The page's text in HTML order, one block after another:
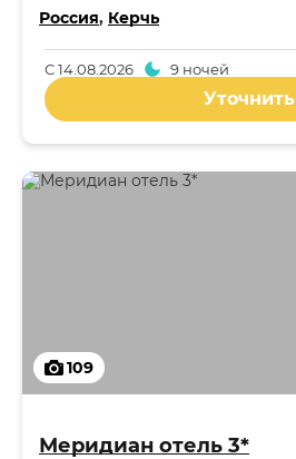
Россия, Керчь
С14.08.2026 9 ночей
Уточнить
109
Меридиан отель 3*